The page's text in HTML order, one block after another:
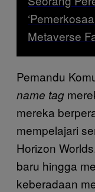
Metaverse
Pemandu
name tag
mereka
mempelajari
Horizon
baru hingga
keberadaan